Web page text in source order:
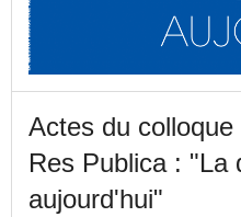
Actes du
Res Publica : "La
aujourd'hui"